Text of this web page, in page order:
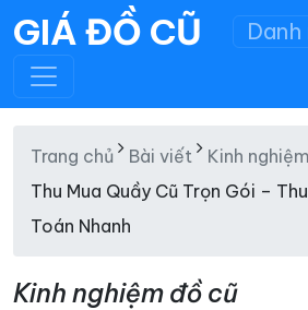
GIÁ ĐỒ CŨ
Trang chủ Bài viết
Kinh
Thu Mua Quầy Cũ Trọn Gói –
Toán Nhanh
Kinh nghiệm đồ cũ